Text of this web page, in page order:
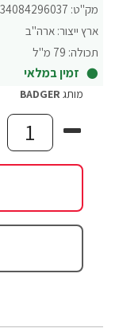
מק"ט:
ארץ ייצור: ארה"ב
תכולה: 79 מ"ל
זמין במלאי
מותג BADGER